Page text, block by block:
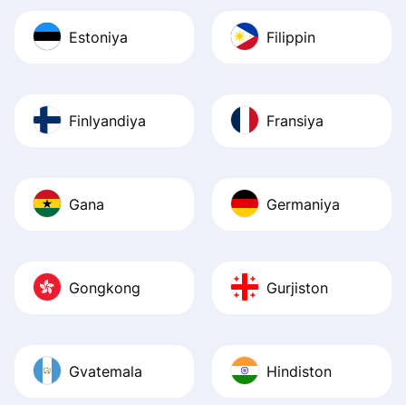
Estoniya Filippin
Finlyandiya Fransiya
Gana Germaniya
Gongkong Gurjiston
Gvatemala Hindiston